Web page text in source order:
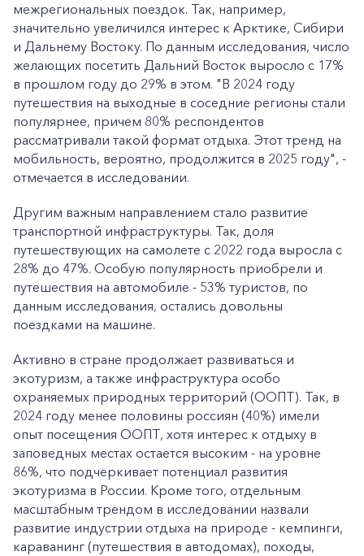
межрегиональных поездок. Так, например,
значительно увеличился интерес к Арктике, Сибири
и Дальнему Востоку. По данным исследования, число
желающих посетить Дальний Восток выросло с 17%
в прошлом году до 29% в этом. "В 2024 году
путешествия на выходные в соседние регионы стали
популярнее, причем 80% респондентов
рассматривали такой формат отдыха. Этот тренд на
мобильность, вероятно, продолжится в 2025 году", -
отмечается в исследовании.
Другим важным направлением стало развитие
транспортной инфраструктуры. Так, доля
путешествующих на самолете с 2022 года выросла с
28% до 47%. Особую популярность приобрели и
путешествия на автомобиле - 53% туристов, по
данным исследования, остались довольны
поездками на машине.
Активно в стране продолжает развиваться и
экотуризм, а также инфраструктура особо
охраняемых природных территорий (ООПТ). Так, в
2024 году менее половины россиян (40%) имели
опыт посещения ООПТ, хотя интерес к отдыху в
заповедных местах остается высоким - на уровне
86%, что подчеркивает потенциал развития
экотуризма в России. Кроме того, отдельным
масштабным трендом в исследовании назвали
развитие индустрии отдыха на природе - кемпинги,
караванинг (путешествия в автодомах), походы,